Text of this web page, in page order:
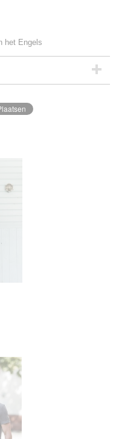
het Engels